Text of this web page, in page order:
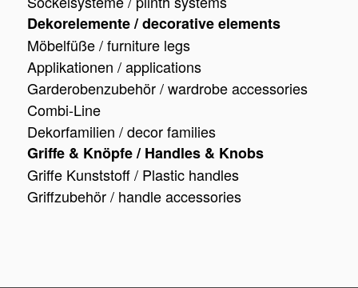
Dekorelemente / decorative elements
Möbelfüße / furniture legs
Applikationen / applications
Garderobenzubehör / wardrobe accessories
Combi-Line
Dekorfamilien / decor families
Griffe & Knöpfe / Handles & Knobs
Griffe Kunststoff / Plastic handles
Griffzubehör / handle accessories